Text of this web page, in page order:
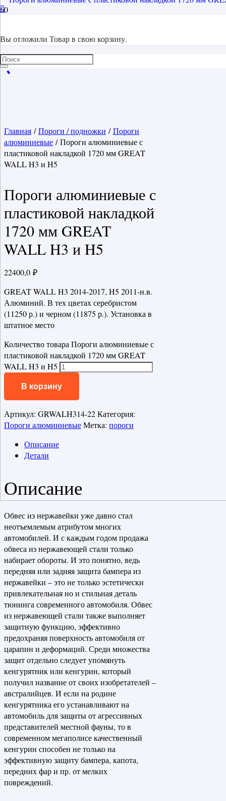
Вы отложили Товарв свою корзину.
Главная /Пороги / подножки /Пороги
алюминиевые / Пороги алюминиевые с
пластиковой накладкой 1720 мм GREAT
WALL H3 и H5
Пороги алюминиевые с
пластиковой накладкой
1720 мм GREAT
WALL H3 и H5
22400,0 ₽
GREAT WALL H3 2014-2017, H5 2011-н.в.
Алюминий. В тех цветах серебристом
(11250 р.) и черном (11875 р.). Установка в
штатное место
Количество товара Пороги алюминиевые с
пластиковой накладкой 1720 мм GREAT
WALL H3 и H5
В корзину
Артикул: GRWALH314-22Категория:
Пороги алюминиевыеМетка: пороги
Описание
Детали
Описание
Обвес из нержавейки уже давно стал
неотъемлемым атрибутом многих
автомобилей. И с каждым годом продажа
обвеса из нержавеющей стали только
набирает обороты. И это понятно, ведь
передняя или задняя защита бампера из
нержавейки – это не только эстетически
привлекательная но и стильная деталь
тюнинга современного автомобиля. Обвес
из нержавеющей стали также выполняет
защитную функцию, эффективно
предохраняя поверхность автомобиля от
царапин и деформаций. Среди множества
защит отдельно следует упомянуть
кенгурятник или кенгурин, который
получил название от своих изобретателей –
австралийцев. И если на родине
кенгурятника его устанавливают на
автомобиль для защиты от агрессивных
представителей местной фауны, то в
современном мегаполисе качественный
кенгурин способен не только на
эффективную защиту бампера, капота,
передних фар и пр. от мелких
повреждений.